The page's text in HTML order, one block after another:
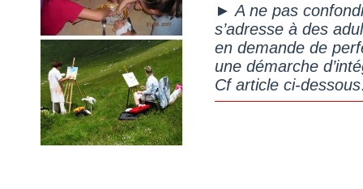
► A ne pas
s’adresse à des
en demande de
une démarche
Cf article ci-dessous